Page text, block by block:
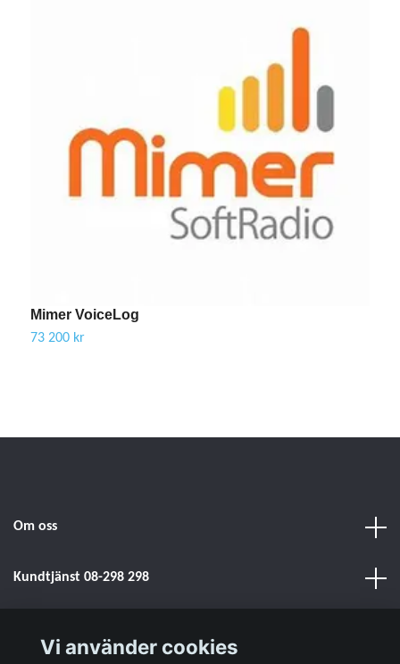
Mimer VoiceLog
73 200 kr
Om oss
Kundtjänst 08-298 298
Vi använder cookies